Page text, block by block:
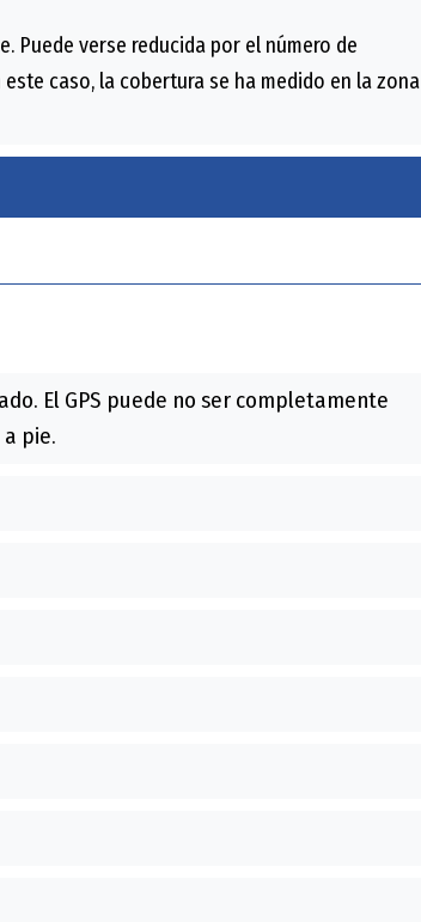
Puede verse reducida por el número de
caso, la cobertura se ha medido en la zona
El GPS puede no ser completamente
pie.